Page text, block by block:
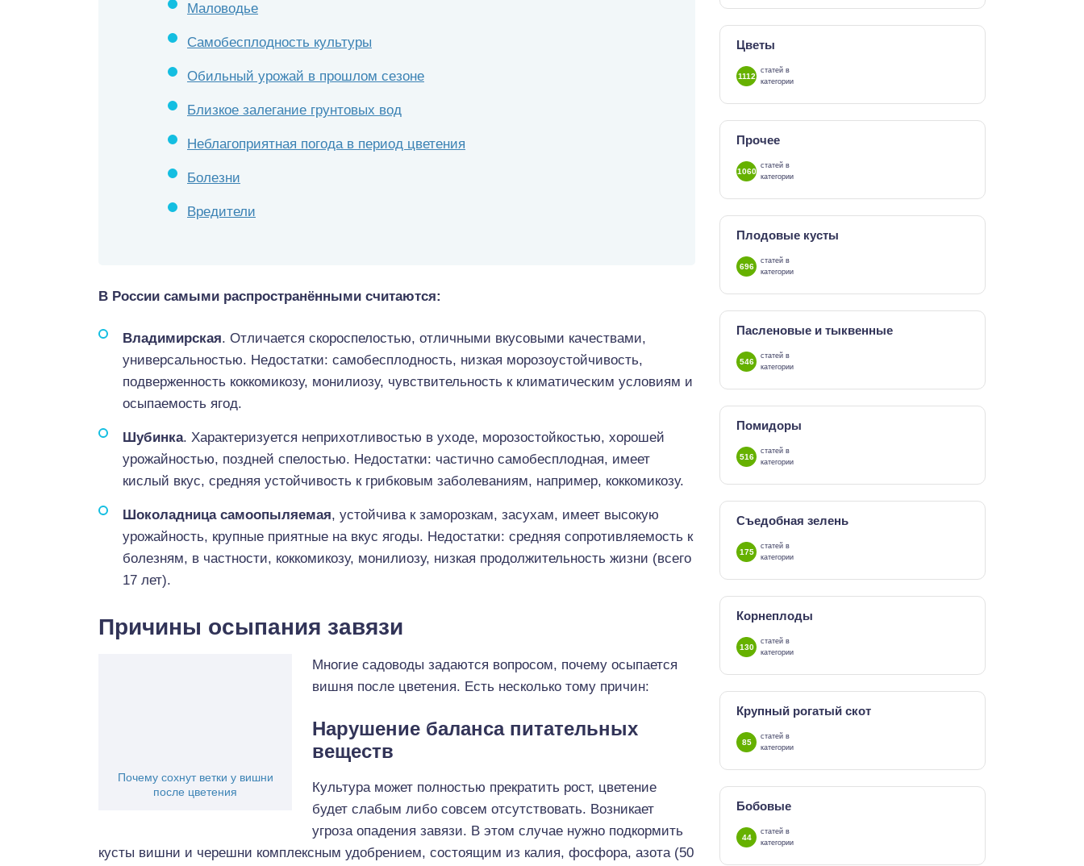
Маловодье
Самобесплодность культуры
Обильный урожай в прошлом сезоне
Близкое залегание грунтовых вод
Неблагоприятная погода в период цветения
Болезни
Вредители
В России самыми распространёнными считаются:
Владимирская. Отличается скороспелостью, отличными вкусовыми качествами,
универсальностью. Недостатки: самобесплодность, низкая морозоустойчивость,
подверженность коккомикозу, монилиозу, чувствительность к климатическим условиям и
осыпаемость ягод.
Шубинка. Характеризуется неприхотливостью в уходе, морозостойкостью, хорошей
урожайностью, поздней спелостью. Недостатки: частично самобесплодная, имеет
кислый вкус, средняя устойчивость к грибковым заболеваниям, например, коккомикозу.
Шоколадница самоопыляемая, устойчива к заморозкам, засухам, имеет высокую
урожайность, крупные приятные на вкус ягоды. Недостатки: средняя сопротивляемость к
болезням, в частности, коккомикозу, монилиозу, низкая продолжительность жизни (всего
17 лет).
Причины осыпания завязи
Почему сохнут ветки у вишни
после цветения
Многие садоводы задаются вопросом, почему осыпается
вишня после цветения. Есть несколько тому причин:
Нарушение баланса питательных
веществ
Культура может полностью прекратить рост, цветение
будет слабым либо совсем отсутствовать. Возникает
угроза опадения завязи. В этом случае нужно подкормить
кусты вишни и черешни комплексным удобрением, состоящим из калия, фосфора, азота (50
Цветы
1112
статей в
категории
Прочее
1060
статей в
категории
Плодовые кусты
696
статей в
категории
Пасленовые и тыквенные
546
статей в
категории
Помидоры
516
статей в
категории
Съедобная зелень
175
статей в
категории
Корнеплоды
130
статей в
категории
Крупный рогатый скот
85
статей в
категории
Бобовые
44
статей в
категории